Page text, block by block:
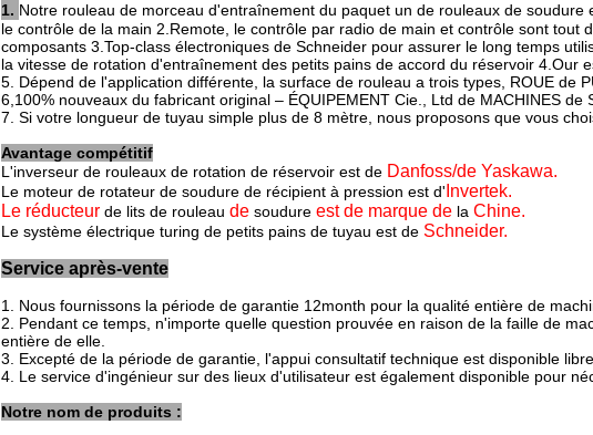
1. Notre rouleau de morceau d'entraînement du paquet un de rouleaux de
le contrôle de la main 2.Remote, le contrôle par radio de main et contrôle sont tout
composants 3.Top-class électroniques de Schneider pour assurer le long temps
la vitesse de rotation d'entraînement des petits pains de accord du réservoir 4.Our
5. Dépend de l'application différente, la surface de rouleau a trois types, ROUE de
6,100% nouveaux du fabricant original – ÉQUIPEMENT Cie., Ltd de MACHINES de
7. Si votre longueur de tuyau simple plus de 8 mètre, nous proposons que vous
Avantage compétitif
L'inverseur de rouleaux de rotation de réservoir est de Danfoss/de Yaskawa.
Le moteur de rotateur de soudure de récipient à pression est d' Invertek.
Le réducteur de lits de rouleau de soudure est de marque de la Chine.
Le système électrique turing de petits pains de tuyau est de Schneider.
Service après-vente
1. Nous fournissons la période de garantie 12month pour la qualité entière de
2. Pendant ce temps, n'importe quelle question prouvée en raison de la faille de
entière de elle.
3. Excepté de la période de garantie, l'appui consultatif technique est disponible
4. Le service d'ingénieur sur des lieux d'utilisateur est également disponible pour
Notre nom de produits :